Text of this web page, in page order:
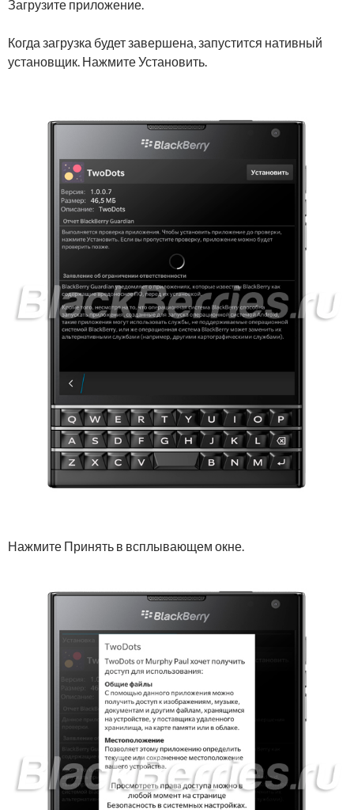
Загрузите приложение.
Когда загрузка будет завершена, запустится нативный
установщик. Нажмите Установить.
Нажмите Принять в всплывающем окне.